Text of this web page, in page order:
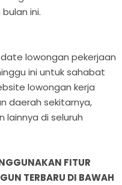
ini.
lowongan pekerjaan
ini untuk sahabat
lowongan kerja
daerah sekitarnya,
di seluruh
FITUR
TERBARU DI BAWAH